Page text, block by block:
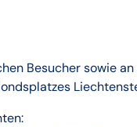
Besucher sowie